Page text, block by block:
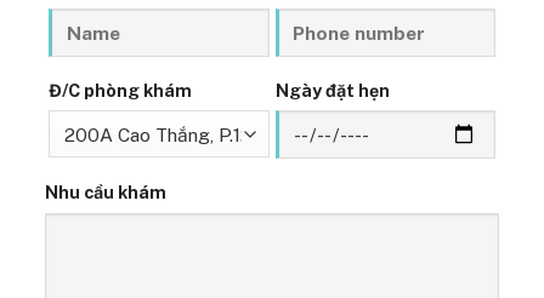
Đ/C phòng khám Ngày đặt hẹn
Nhu cầu khám